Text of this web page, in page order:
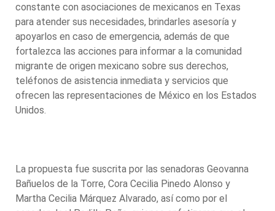
constante con asociaciones de mexicanos en Texas
para atender sus necesidades, brindarles asesoría y
apoyarlos en caso de emergencia, además de que
fortalezca las acciones para informar a la comunidad
migrante de origen mexicano sobre sus derechos,
teléfonos de asistencia inmediata y servicios que
ofrecen las representaciones de México en los Estados
Unidos.
La propuesta fue suscrita por las senadoras Geovanna
Bañuelos de la Torre, Cora Cecilia Pinedo Alonso y
Martha Cecilia Márquez Alvarado, así como por el